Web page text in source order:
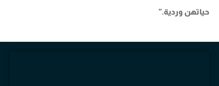
حياتهن وردية.”